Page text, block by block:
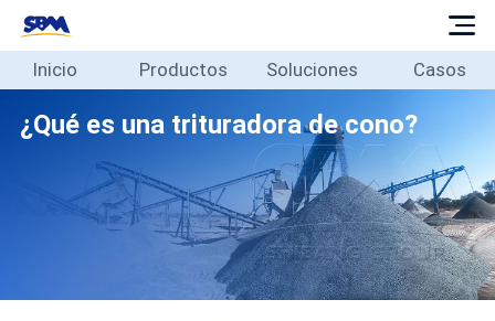
Inicio
Productos
Contacto
Inicio Productos Soluciones Casos
¿Qué es una trituradora de cono?